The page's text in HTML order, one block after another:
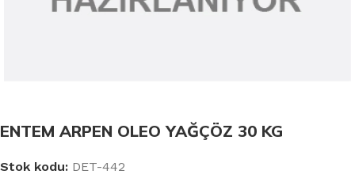
ENTEM ARPEN OLEO YAĞÇÖZ 30 KG
Stok kodu: DET-442